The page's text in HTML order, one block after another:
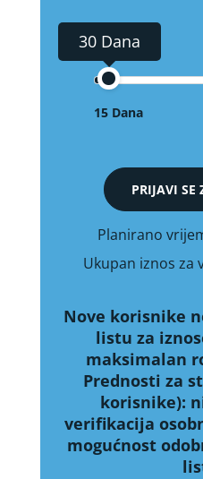
30 Dana
15 Dana
PRIJAVI SE
Planirano
Ukupan iznos za
Nove korisnike
listu za
maksimalan
Prednosti za
korisnike):
verifikacija
mogućnost